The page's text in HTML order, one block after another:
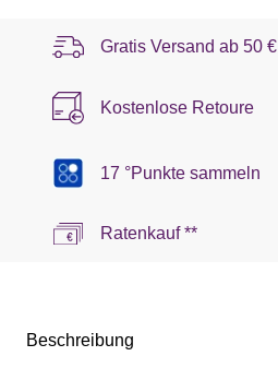
Gratis Versand ab 50 €
Kostenlose Retoure
17 °Punkte sammeln
Ratenkauf **
Beschreibung